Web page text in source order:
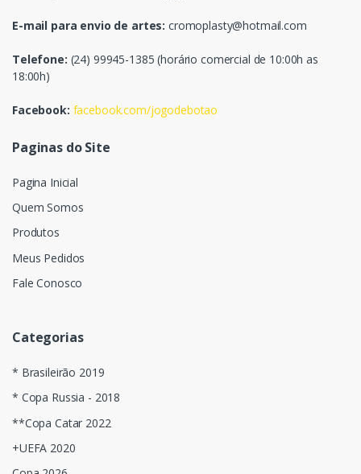
E-mail para envio de artes: cromoplasty@hotmail.com
Telefone: (24) 99945-1385 (horário comercial de 10:00h as
18:00h)
Facebook: facebook.com/jogodebotao
Paginas do Site
Pagina Inicial
Quem Somos
Produtos
Meus Pedidos
Fale Conosco
Categorias
* Brasileirão 2019
* Copa Russia - 2018
**Copa Catar 2022
+UEFA 2020